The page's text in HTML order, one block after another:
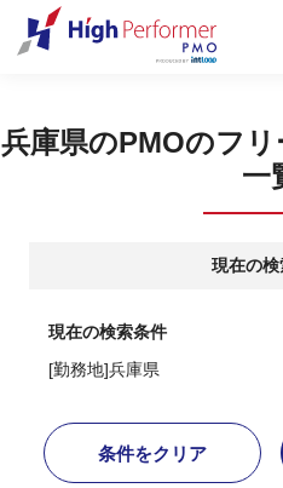
兵庫県のPMOのフ
一
現在の
現在の検索条件
[勤務地]兵庫県
条件をクリア